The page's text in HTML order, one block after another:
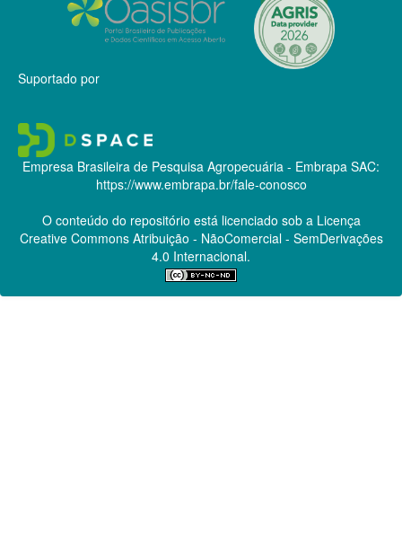
Suportado por
Empresa Brasileira de Pesquisa Agropecuária - Embrapa SAC:
https://www.embrapa.br/fale-conosco
O conteúdo do repositório está licenciado sob a Licença
Creative CommonsAtribuição - NãoComercial - SemDerivações
4.0 Internacional.